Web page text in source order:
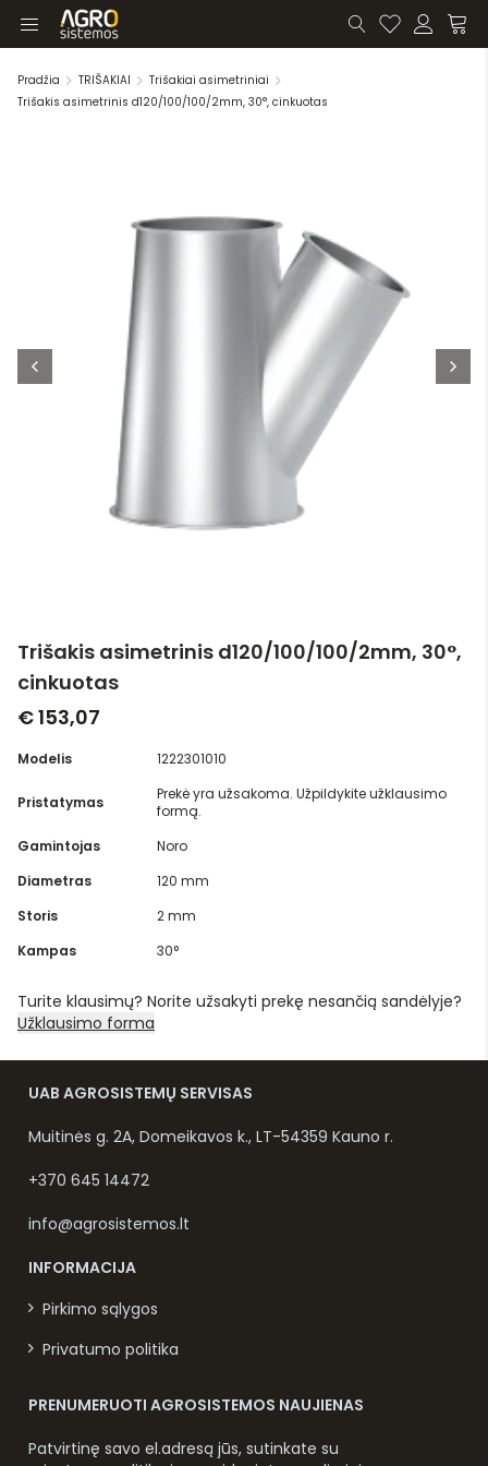
Pradžia TRIŠAKIAI
Trišakiai asimetriniai
Trišakis asimetrinis d120/100/100/2mm, 30°, cinkuotas
Trišakis asimetrinis d120/100/100/2mm, 30°,
cinkuotas
€ 153,07
Modelis 1222301010
Pristatymas
Prekė yra užsakoma. Užpildykite užklausimo
formą.
Gamintojas
Noro
Diametras
120 mm
Storis
2 mm
Kampas
30°
Turite klausimų? Norite užsakyti prekę nesančią sandėlyje?
Užklausimo forma
UAB AGROSISTEMŲ SERVISAS
Muitinės g. 2A, Domeikavos k., LT-54359 Kauno r.
+370 645 14472
info@agrosistemos.lt
INFORMACIJA
Pirkimo sąlygos
Privatumo politika
PRENUMERUOTI AGROSISTEMOS NAUJIENAS
Patvirtinę savo el.adresą jūs, sutinkate su